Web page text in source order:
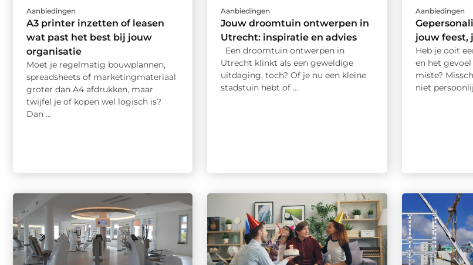
Aanbiedingen
A3 printer inzetten of leasen
wat past het best bij jouw
organisatie
Moet je regelmatig bouwplannen,
spreadsheets of marketingmateriaal
groter dan A4 afdrukken, maar
twijfel je of kopen wel logisch is?
Dan ...
Aanbiedingen
Jouw droomtuin ontwerpen in
Utrecht: inspiratie en advies
Een droomtuin ontwerpen in
Utrecht klinkt als een geweldige
uitdaging, toch? Of je nu een kleine
stadstuin hebt of ...
Aanbiedingen
jouw feest,
Heb je ooit
en het
miste?
niet